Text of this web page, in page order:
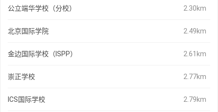
公立端华学校（分校） 2.30km
北京国际学院 2.49km
金边国际学校（ISPP） 2.61km
崇正学校 2.77km
ICS国际学校 2.79km